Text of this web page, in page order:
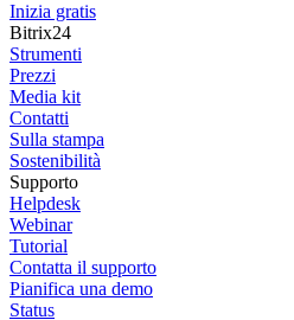
Inizia gratis
Bitrix24
Strumenti
Prezzi
Media kit
Contatti
Sulla stampa
Sostenibilità
Supporto
Helpdesk
Webinar
Tutorial
Contatta il supporto
Pianifica una demo
Status